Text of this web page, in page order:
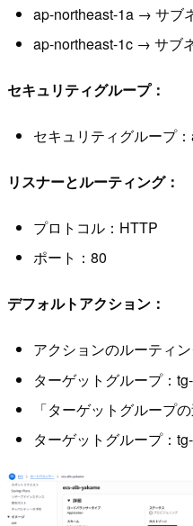
ap-northeast-1a → サブ
ap-northeast-1c → サブ
セキュリティグループ：
セキュリティグループ
リスナーとルーティング：
プロトコル：HTTP
ポート：80
デフォルトアクション：
アクションのルーティ
ターゲットグループ：
「ターゲットグループ
ターゲットグループ：